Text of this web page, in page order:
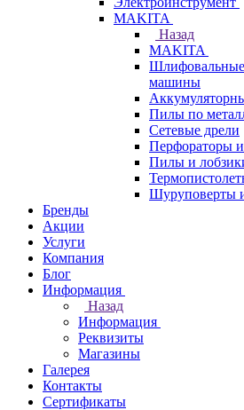
МAKITA
Назад
МAKITA
машины
Пилы по
Сетевые дрели
Перфораторы
Пилы и
Шуруповерты
Бренды
Акции
Услуги
Компания
Блог
Информация
Назад
Информация
Реквизиты
Магазины
Галерея
Контакты
Сертификаты